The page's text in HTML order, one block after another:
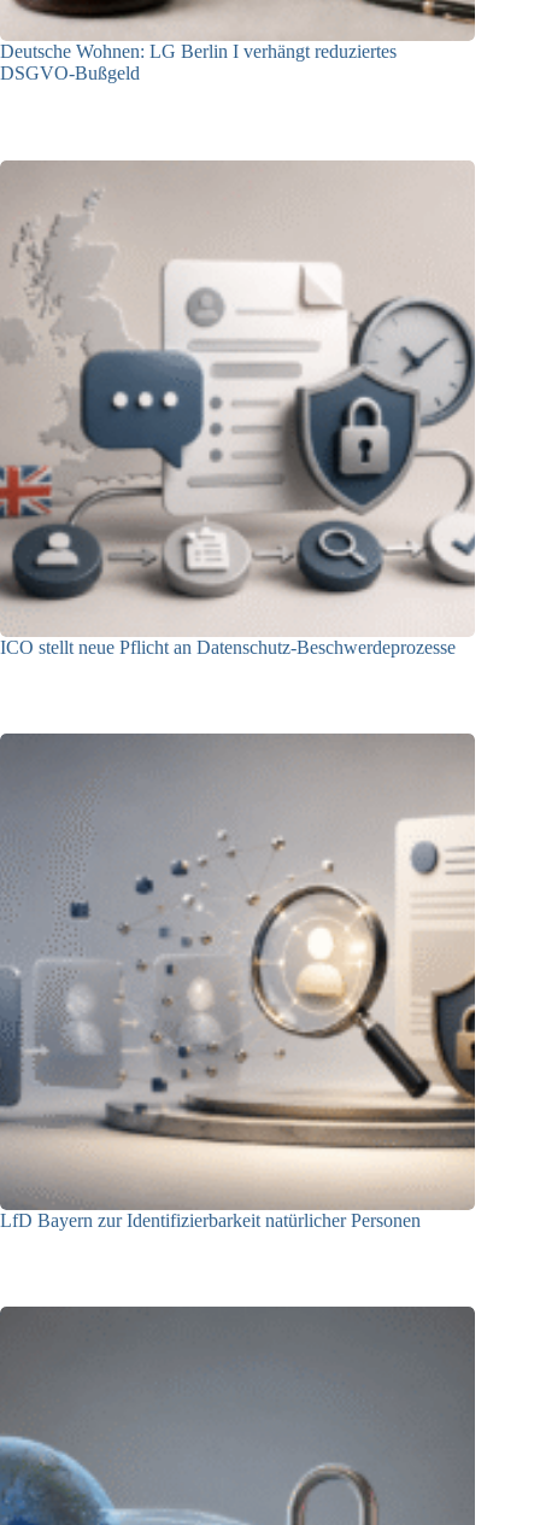
Deutsche Wohnen: LG Berlin I verhängt reduziertes
DSGVO-Bußgeld
ICO stellt neue Pflicht an Datenschutz-Beschwerdeprozesse
LfD Bayern zur Identifizierbarkeit natürlicher Personen